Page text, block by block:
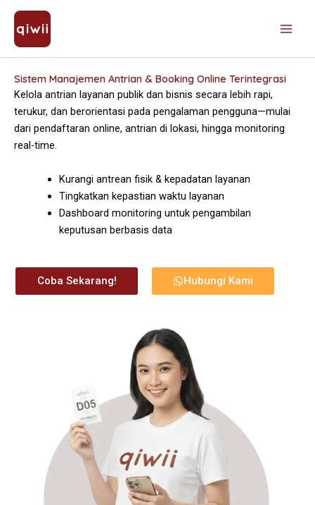
Skip
content
Sistem Manajemen Antrian & Booking Online Terintegrasi
Kelola antrian layanan publik dan bisnis secara lebih rapi,
terukur, dan berorientasi pada pengalaman pengguna—mulai
dari pendaftaran online, antrian di lokasi, hingga monitoring
real-time.
Kurangi antrean fisik & kepadatan layanan
Tingkatkan kepastian waktu layanan
Dashboard monitoring untuk pengambilan
keputusan berbasis data
Coba Sekarang! Hubungi Kami